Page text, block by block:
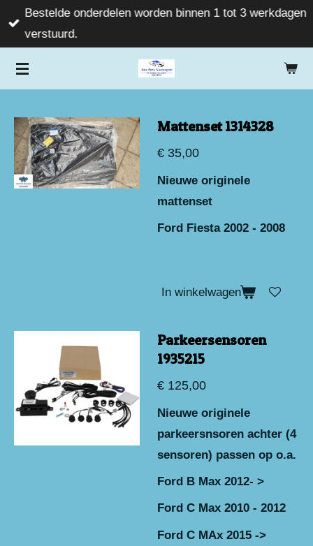
Ga
direct
de
Bestelde onderdelen worden binnen 1 tot 3 werkdagen
verstuurd.
Mattenset 1314328
€ 35,00
Nieuwe originele
mattenset
Ford Fiesta 2002 - 2008
In winkelwagen
Parkeersensoren
1935215
€ 125,00
Nieuwe originele
parkeersnsoren achter (4
sensoren) passen op o.a.
Ford B Max 2012- >
Ford C Max 2010 - 2012
Ford C MAx 2015 ->